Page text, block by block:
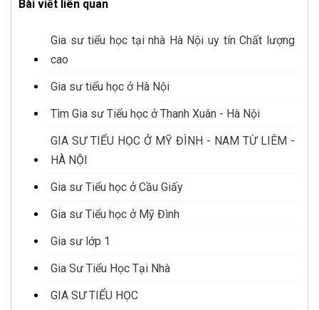
Bài viết liên quan
Gia sư tiểu học tại nhà Hà Nội uy tín Chất lượng
cao
Gia sư tiểu học ở Hà Nội
Tìm Gia sư Tiểu học ở Thanh Xuân - Hà Nội
GIA SƯ TIỂU HỌC Ở MỸ ĐÌNH - NAM TỪ LIÊM -
HÀ NỘI
Gia sư Tiểu học ở Cầu Giấy
Gia sư Tiểu học ở Mỹ Đình
Gia sư lớp 1
Gia Sư Tiểu Học Tại Nhà
GIA SƯ TIỂU HỌC